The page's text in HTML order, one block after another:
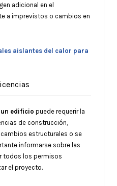
adicional en el
a imprevistos o cambios en
aislantes del calor para
edificio puede requerir la
de construcción,
estructurales o se
informarse sobre las
todos los permisos
el proyecto.